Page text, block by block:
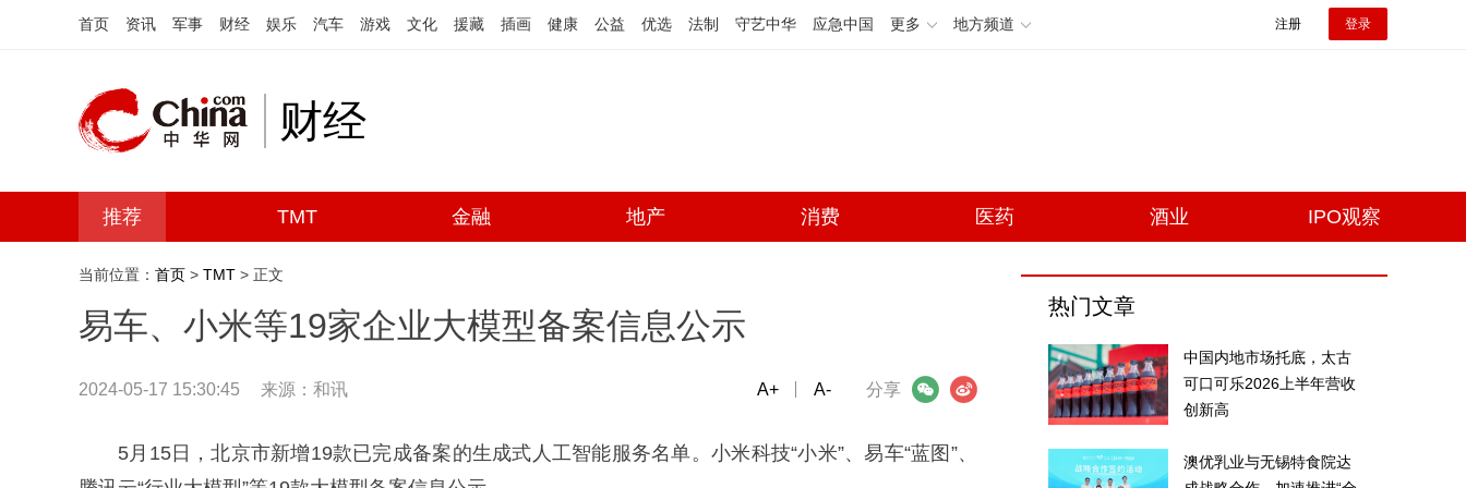
首页 资讯 军事 财经 娱乐 汽车 游戏 文化 援藏 插画 健康 公益 优选 法制 守艺中华 应急中国 更多 地方频道 注册 登录
财经
推荐 TMT 金融 地产 消费 医药 酒业 IPO观察
当前位置： 首页 > TMT > 正文
易车、小米等19家企业大模型备案信息公示
2024-05-17 15:30:45 来源：和讯 分享
微信 微博
A+ A-
5月15日，北京市新增19款已完成备案的生成式人工智能服务名单。小米科技“小米”、易车“蓝图”、
热门文章
中国内地市场托底，太古
可口可乐2026上半年营收
创新高
澳优乳业与无锡特食院达